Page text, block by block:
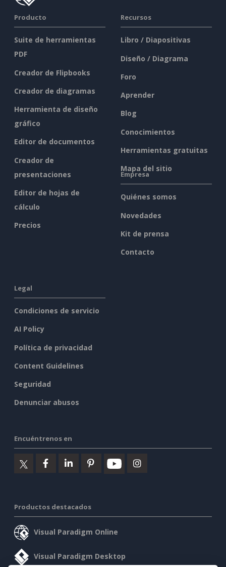
Producto
Suite de herramientas
PDF
Creador de Flipbooks
Creador de diagramas
Herramienta de diseño
gráfico
Editor de documentos
Creador de
presentaciones
Editor de hojas de
cálculo
Precios
Recursos
Libro / Diapositivas
Diseño / Diagrama
Foro
Aprender
Blog
Conocimientos
Herramientas gratuitas
Mapa del sitio
Empresa
Quiénes somos
Novedades
Kit de prensa
Contacto
Legal
Condiciones de servicio
AI Policy
Política de privacidad
Content Guidelines
Seguridad
Denunciar abusos
Encuéntrenos en
Productos destacados
Visual Paradigm Online
Visual Paradigm Desktop